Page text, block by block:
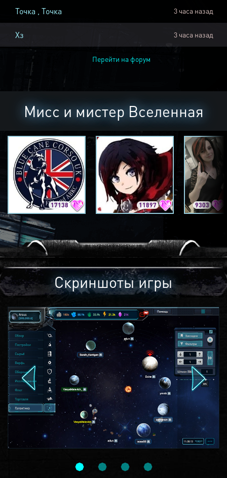
Точка , Точка 3 часа назад
Хз 3 часа назад
Перейти на форум
Мисс и мистер Вселенная
17138 11897 9303
Скриншоты игры